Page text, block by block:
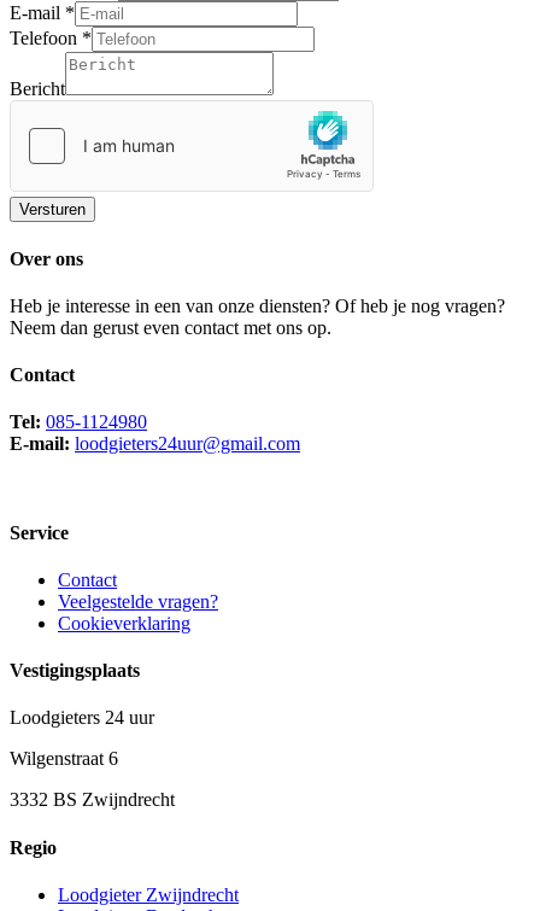
E-
mail
Voornaam
Achternaam
E-mail *
Telefoon *
Bericht
Versturen
Over ons
Heb je interesse in een van onze diensten? Of heb je nog vragen?
Neem dan gerust even contact met ons op.
Contact
Tel: 085-1124980
E-mail: loodgieters24uur@gmail.com
Service
Contact
Veelgestelde vragen?
Cookieverklaring
Vestigingsplaats
Loodgieters 24 uur
Wilgenstraat 6
3332 BS Zwijndrecht
Regio
Loodgieter Zwijndrecht